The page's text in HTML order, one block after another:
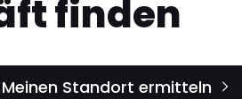
finden
Meinen Standort ermitteln